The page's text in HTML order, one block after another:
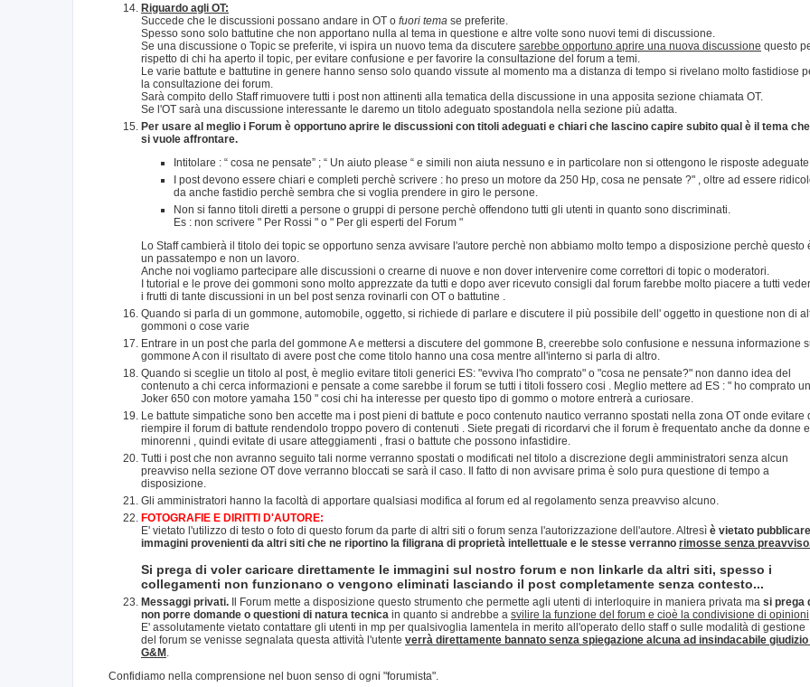
Riguardo agli OT:
Succede che le discussioni possano andare in OT o fuori tema se preferite.
Spesso sono solo battutine che non apportano nulla al tema in questione e altre volte sono nuovi temi di discussione.
Se una discussione o Topic se preferite, vi ispira un nuovo tema da discutere sarebbe opportuno aprire una nuova discussione questo
rispetto di chi ha aperto il topic, per evitare confusione e per favorire la consultazione del forum a temi.
Le varie battute e battutine in genere hanno senso solo quando vissute al momento ma a distanza di tempo si rivelano molto fastidiose
la consultazione dei forum.
Sarà compito dello Staff rimuovere tutti i post non attinenti alla tematica della discussione in una apposita sezione chiamata OT.
Se l'OT sarà una discussione interessante le daremo un titolo adeguato spostandola nella sezione più adatta.
Per usare al meglio i Forum è opportuno aprire le discussioni con titoli adeguati e chiari che lascino capire subito qual è il tema che
si vuole affrontare.
Intitolare : “ cosa ne pensate” ; “ Un aiuto please “ e simili non aiuta nessuno e in particolare non si ottengono le risposte adeguate.
I post devono essere chiari e completi perchè scrivere : ho preso un motore da 250 Hp, cosa ne pensate ?" , oltre ad essere
da anche fastidio perchè sembra che si voglia prendere in giro le persone.
Non si fanno titoli diretti a persone o gruppi di persone perchè offendono tutti gli utenti in quanto sono discriminati.
Es : non scrivere " Per Rossi " o " Per gli esperti del Forum "
Lo Staff cambierà il titolo dei topic se opportuno senza avvisare l'autore perchè non abbiamo molto tempo a disposizione perchè questo
un passatempo e non un lavoro.
Anche noi vogliamo partecipare alle discussioni o crearne di nuove e non dover intervenire come correttori di topic o moderatori.
I tutorial e le prove dei gommoni sono molto apprezzate da tutti e dopo aver ricevuto consigli dal forum farebbe molto piacere a tutti
i frutti di tante discussioni in un bel post senza rovinarli con OT o battutine .
Quando si parla di un gommone, automobile, oggetto, si richiede di parlare e discutere il più possibile dell' oggetto in questione non di
gommoni o cose varie
Entrare in un post che parla del gommone A e mettersi a discutere del gommone B, creerebbe solo confusione e nessuna informazione
gommone A con il risultato di avere post che come titolo hanno una cosa mentre all'interno si parla di altro.
Quando si sceglie un titolo al post, è meglio evitare titoli generici ES: "evviva l'ho comprato" o "cosa ne pensate?" non danno idea del
contenuto a chi cerca informazioni e pensate a come sarebbe il forum se tutti i titoli fossero cosi . Meglio mettere ad ES : " ho comprato un
Joker 650 con motore yamaha 150 " cosi chi ha interesse per questo tipo di gommo o motore entrerà a curiosare.
Le battute simpatiche sono ben accette ma i post pieni di battute e poco contenuto nautico verranno spostati nella zona OT onde evitare
riempire il forum di battute rendendolo troppo povero di contenuti . Siete pregati di ricordarvi che il forum è frequentato anche da donne e
minorenni , quindi evitate di usare atteggiamenti , frasi o battute che possono infastidire.
Tutti i post che non avranno seguito tali norme verranno spostati o modificati nel titolo a discrezione degli amministratori senza alcun
preavviso nella sezione OT dove verranno bloccati se sarà il caso. Il fatto di non avvisare prima è solo pura questione di tempo a
disposizione.
Gli amministratori hanno la facoltà di apportare qualsiasi modifica al forum ed al regolamento senza preavviso alcuno.
FOTOGRAFIE E DIRITTI D'AUTORE:
E' vietato l'utilizzo di testo o foto di questo forum da parte di altri siti o forum senza l'autorizzazione dell'autore. Altresì è vietato pubblicare
immagini provenienti da altri siti che ne riportino la filigrana di proprietà intellettuale e le stesse verranno rimosse senza
Si prega di voler caricare direttamente le immagini sul nostro forum e non linkarle da altri siti, spesso i
collegamenti non funzionano o vengono eliminati lasciando il post completamente senza contesto...
Messaggi privati. Il Forum mette a disposizione questo strumento che permette agli utenti di interloquire in maniera privata ma si prega
non porre domande o questioni di natura tecnica in quanto si andrebbe a svilire la funzione del forum e cioè la condivisione di opinioni
E' assolutamente vietato contattare gli utenti in mp per qualsivoglia lamentela in merito all'operato dello staff o sulle modalità di gestione
del forum se venisse segnalata questa attività l'utente verrà direttamente bannato senza spiegazione alcuna ad insindacabile giudizio
G&M
Confidiamo nella comprensione nel buon senso di ogni "forumista".